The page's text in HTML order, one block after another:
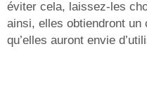
éviter cela, laissez-les
ainsi, elles obtiendront un
qu’elles auront envie